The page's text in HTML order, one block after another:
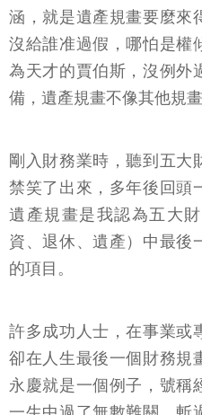
涵，就是遺產規畫要麼來
沒給誰准過假，哪怕是權
為天才的賈伯斯，沒例外
備，遺產規畫不像其他規
剛入財務業時，聽到五大
禁笑了出來，多年後回頭
遺產規畫是我認為五大
資、退休、遺產）中最後
的項目。
許多成功人士，在事業或
卻在人生最後一個財務規
永慶就是一個例子，號稱